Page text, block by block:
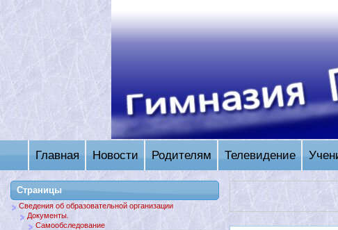
Главная Новости Родителям Телевидение
Страницы
Сведения об образовательной организации
Документы.
Самообследование